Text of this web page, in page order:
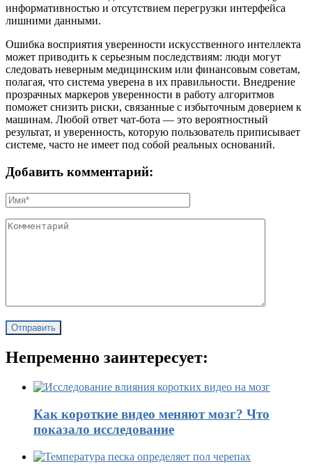
информативностью и отсутствием перегрузки интерфейса
лишними данными.
Ошибка восприятия уверенности искусственного интеллекта
может приводить к серьезным последствиям: люди могут
следовать неверным медицинским или финансовым советам,
полагая, что система уверена в их правильности. Внедрение
прозрачных маркеров уверенности в работу алгоритмов
поможет снизить риски, связанные с избыточным доверием к
машинам. Любой ответ чат-бота — это вероятностный
результат, и уверенность, которую пользователь приписывает
системе, часто не имеет под собой реальных оснований.
Добавить комментарий:
Непременно заинтересует:
Как короткие видео меняют мозг? Что
показало исследование